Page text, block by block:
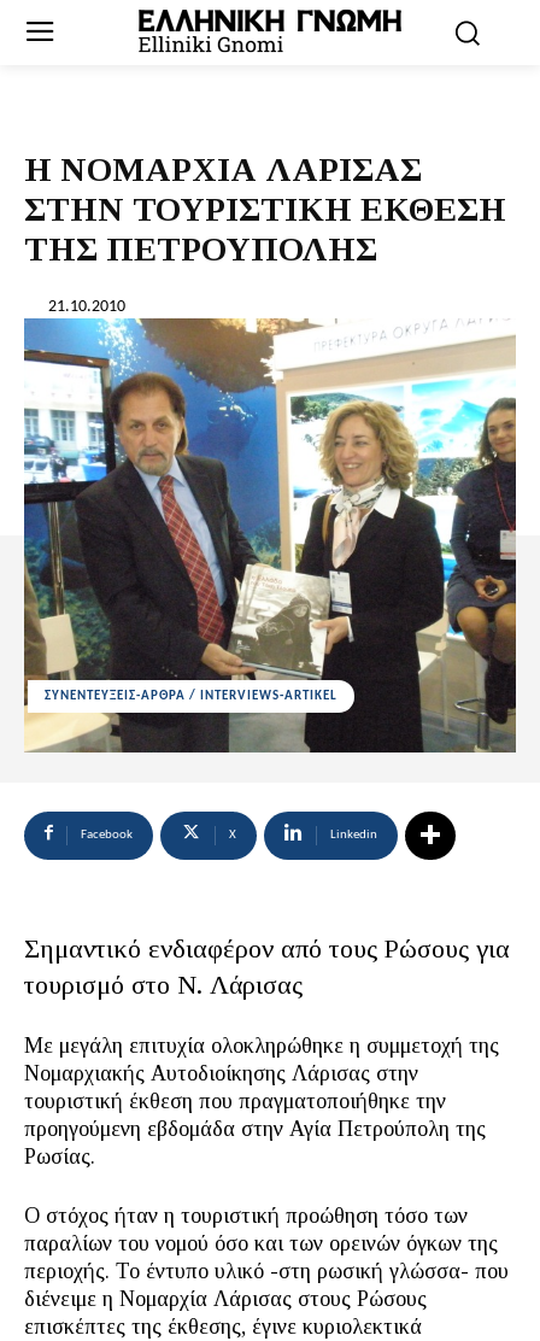
Η ΝΟΜΑΡΧΙΑ ΛΑΡΙΣΑΣ
ΣΤΗΝ ΤΟΥΡΙΣΤΙΚΗ ΕΚΘΕΣΗ
ΤΗΣ ΠΕΤΡΟΥΠΟΛΗΣ
21.10.2010
ΣΥΝΕΝΤΕΥΞΕΙΣ-ΑΡΘΡΑ / INTERVIEWS-ARTIKEL
Facebook X Linkedin
Σημαντικό ενδιαφέρον από τους Ρώσους για
τουρισμό στο Ν. Λάρισας
Με μεγάλη επιτυχία ολοκληρώθηκε η συμμετοχή της
Νομαρχιακής Αυτοδιοίκησης Λάρισας στην
τουριστική έκθεση που πραγματοποιήθηκε την
προηγούμενη εβδομάδα στην Αγία Πετρούπολη της
Ρωσίας.
Ο στόχος ήταν η τουριστική προώθηση τόσο των
παραλίων του νομού όσο και των ορεινών όγκων της
περιοχής. Το έντυπο υλικό -στη ρωσική γλώσσα- που
διένειμε η Νομαρχία Λάρισας στους Ρώσους
επισκέπτες της έκθεσης, έγινε κυριολεκτικά